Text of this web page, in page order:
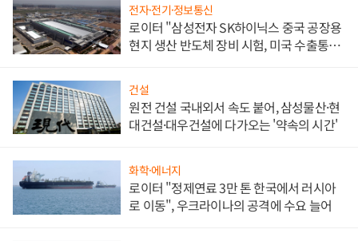
전자·전기·정보통신
로이터 "삼성전자 SK하이닉스 중국 공장용
현지 생산 반도체 장비 시험, 미국 수출통제
건설
원전 건설 국내외서 속도 붙어, 삼성물산·현
대건설·대우건설에 다가오는 '약속의 시간'
화학·에너지
로이터 "정제연료 3만 톤 한국에서 러시아
로 이동", 우크라이나의 공격에 수요 늘어